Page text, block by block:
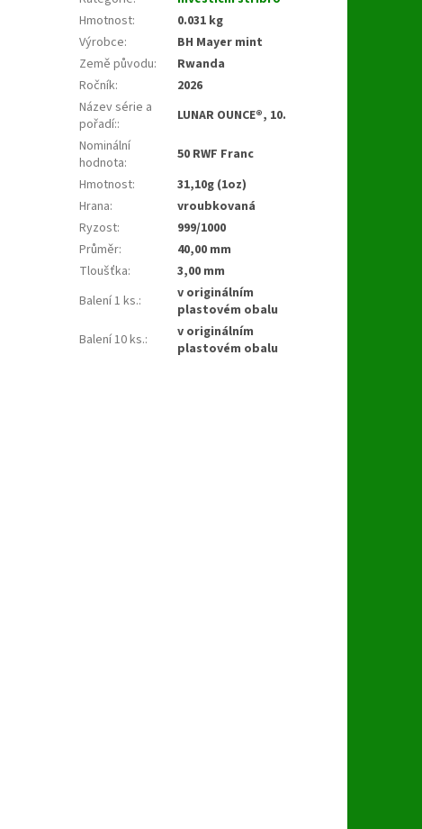
Hmotnost:
0.031 kg
Výrobce:
BH Mayer mint
Země původu:
Rwanda
Ročník:
2026
Název série a
pořadí::
LUNAR OUNCE®, 10.
Nominální
hodnota:
50 RWF Franc
Hmotnost:
31,10g (1oz)
Hrana:
vroubkovaná
Ryzost:
999/1000
Průměr:
40,00 mm
Tloušťka:
3,00 mm
Balení 1 ks.:
v originálním
plastovém obalu
Balení 10 ks.:
v originálním
plastovém obalu